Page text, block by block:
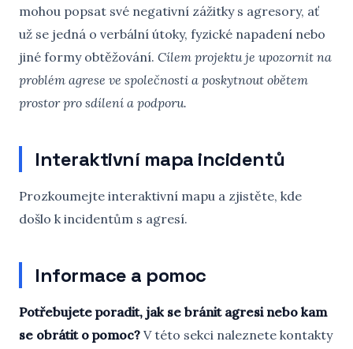
mohou popsat své negativní zážitky s agresory, ať
už se jedná o verbální útoky, fyzické napadení nebo
jiné formy obtěžování. Cílem projektu je upozornit na
problém agrese ve společnosti a poskytnout obětem
prostor pro sdílení a podporu.
Interaktivní mapa incidentů
Prozkoumejte interaktivní mapu a zjistěte, kde
došlo k incidentům s agresí.
Informace a pomoc
Potřebujete poradit, jak se bránit agresi nebo kam
se obrátit o pomoc? V této sekci naleznete kontakty